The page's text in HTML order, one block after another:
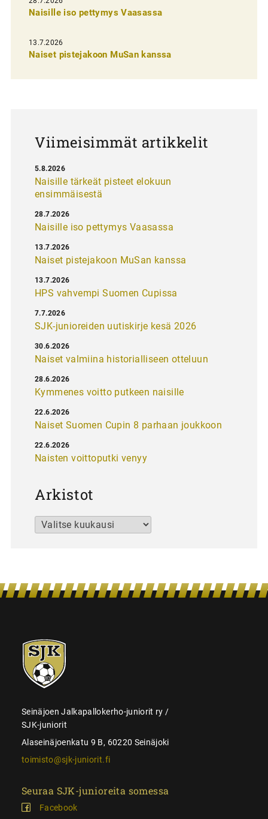
n
e
Naisille iso pettymys Vaasassa
13.7.2026
Naiset pistejakoon MuSan kanssa
Viimeisimmät artikkelit
Naisille tärkeät pisteet elokuun
ensimmäisestä
5.8.2026
Naisille iso pettymys Vaasassa
28.7.2026
Naiset pistejakoon MuSan kanssa
13.7.2026
HPS vahvempi Suomen Cupissa
13.7.2026
SJK-junioreiden uutiskirje kesä 2026
7.7.2026
Naiset valmiina historialliseen otteluun
30.6.2026
Kymmenes voitto putkeen naisille
28.6.2026
Naiset Suomen Cupin 8 parhaan joukkoon
22.6.2026
Naisten voittoputki venyy
22.6.2026
Arkistot
Arkistot
SJK-
juniorit
Seinäjoen Jalkapallokerho-juniorit ry /
SJK-juniorit
Alaseinäjoenkatu 9 B, 60220 Seinäjoki
toimisto@sjk-juniorit.fi
Seuraa SJK-junioreita somessa
Facebook